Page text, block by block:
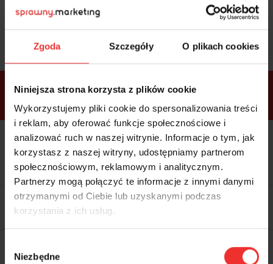
Zgoda Szczegóły O plikach cookies
Niniejsza strona korzysta z plików cookie
Wykorzystujemy pliki cookie do spersonalizowania treści
i reklam, aby oferować funkcje społecznościowe i
analizować ruch w naszej witrynie. Informacje o tym, jak
korzystasz z naszej witryny, udostępniamy partnerom
społecznościowym, reklamowym i analitycznym.
Partnerzy mogą połączyć te informacje z innymi danymi
otrzymanymi od Ciebie lub uzyskanymi podczas
korzystania z ich usług.
zgody
Niezbędne
Sprawdź bonusyi wybierz bilet
ramach
pakietów
VIP Premium
Kolacja z prelegentami i before
party (Hotel Sheraton, 27.10) tylko
wbilecie ALLPASS VIP
Dostępne
tylko w
bilecie
ALLPASS
VIP
Dedykowana strefa VIP z
możliwością networkingu z
prelegentami i wystawcami w
WARTOŚĆ: 1970 zł